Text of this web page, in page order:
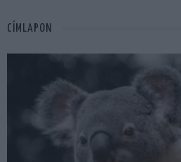
CÍMLAPON